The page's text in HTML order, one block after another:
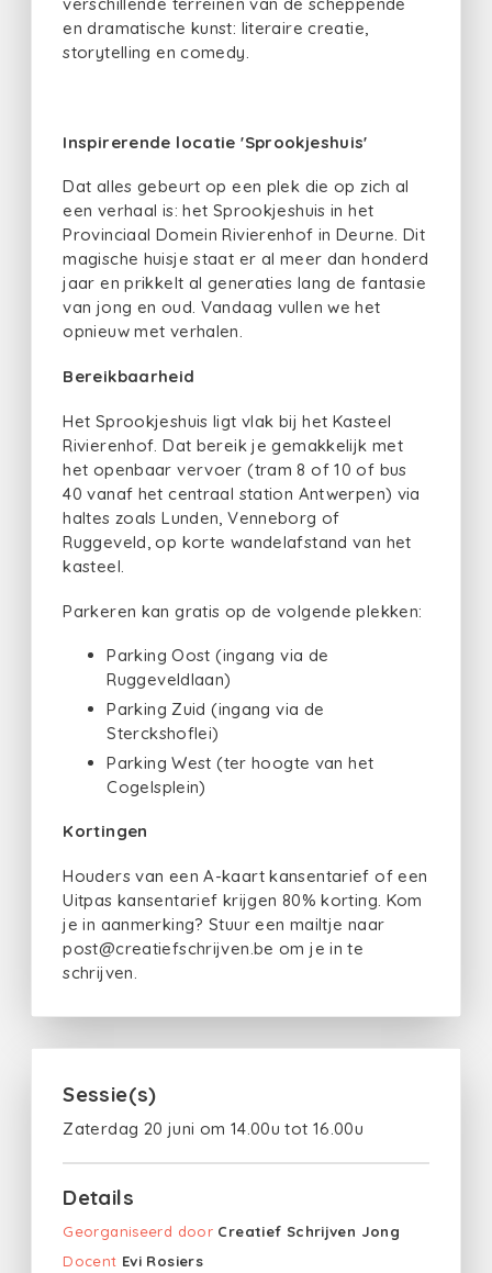
en dramatische kunst: literaire creatie,
storytelling en comedy.
Inspirerende locatie 'Sprookjeshuis'
Dat alles gebeurt op een plek die op zich al
een verhaal is: het Sprookjeshuis in het
Provinciaal Domein Rivierenhof in Deurne. Dit
magische huisje staat er al meer dan honderd
jaar en prikkelt al generaties lang de fantasie
van jong en oud. Vandaag vullen we het
opnieuw met verhalen.
Bereikbaarheid
Het Sprookjeshuis ligt vlak bij het Kasteel
Rivierenhof. Dat bereik je gemakkelijk met
het openbaar vervoer (tram 8 of 10 of bus
40 vanaf het centraal station Antwerpen) via
haltes zoals Lunden, Venneborg of
Ruggeveld, op korte wandelafstand van het
kasteel.
Parkeren kan gratis op de volgende plekken:
Parking Oost (ingang via de
Ruggeveldlaan)
Parking Zuid (ingang via de
Sterckshoflei)
Parking West (ter hoogte van het
Cogelsplein)
Kortingen
Houders van een A-kaart kansentarief of een
Uitpas kansentarief krijgen 80% korting. Kom
je in aanmerking? Stuur een mailtje naar
post@creatiefschrijven.be om je in te
schrijven.
Sessie(s)
Zaterdag 20 juni om 14.00u tot 16.00u
Details
Georganiseerd door Creatief Schrijven Jong
Docent Evi Rosiers